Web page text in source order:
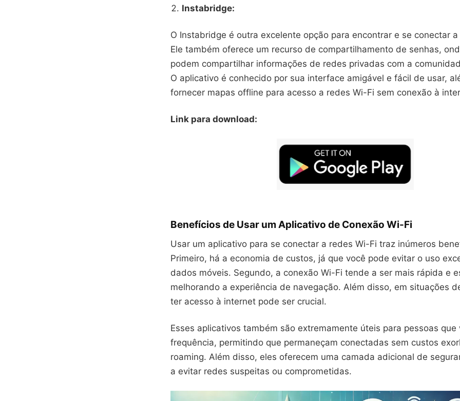
Instabridge:
O Instabridge é outra excelente opção para encontrar e se conectar
Ele também oferece um recurso de compartilhamento de senhas,
podem compartilhar informações de redes privadas com a
O aplicativo é conhecido por sua interface amigável e fácil de usar,
fornecer mapas offline para acesso a redes Wi-Fi sem conexão à
Link para download:
Benefícios de Usar um Aplicativo de Conexão Wi-Fi
Usar um aplicativo para se conectar a redes Wi-Fi traz inúmeros
Primeiro, há a economia de custos, já que você pode evitar o uso
dados móveis. Segundo, a conexão Wi-Fi tende a ser mais rápida e
melhorando a experiência de navegação. Além disso, em situações
ter acesso à internet pode ser crucial.
Esses aplicativos também são extremamente úteis para pessoas que
frequência, permitindo que permaneçam conectadas sem custos
roaming. Além disso, eles oferecem uma camada adicional de
a evitar redes suspeitas ou comprometidas.